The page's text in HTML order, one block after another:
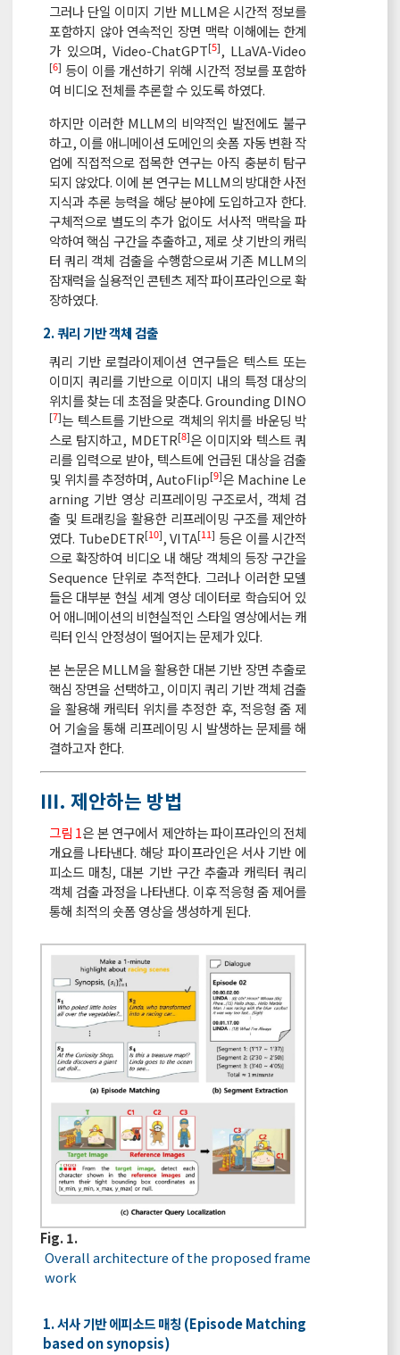
그러나 단일 이미지 기반 MLLM은 시간적 정보를
포함하지 않아 연속적인 장면 맥락 이해에는 한계
가 있으며, Video-ChatGPT[5], LLaVA-Video
[6] 등이 이를 개선하기 위해 시간적 정보를 포함하
여 비디오 전체를 추론할 수 있도록 하였다.
하지만 이러한 MLLM의 비약적인 발전에도 불구
하고, 이를 애니메이션 도메인의 숏폼 자동 변환 작
업에 직접적으로 접목한 연구는 아직 충분히 탐구
되지 않았다. 이에 본 연구는 MLLM의 방대한 사전
지식과 추론 능력을 해당 분야에 도입하고자 한다.
구체적으로 별도의 추가 없이도 서사적 맥락을 파
악하여 핵심 구간을 추출하고, 제로 샷 기반의 캐릭
터 쿼리 객체 검출을 수행함으로써 기존 MLLM의
잠재력을 실용적인 콘텐츠 제작 파이프라인으로 확
장하였다.
2. 쿼리 기반 객체 검출
쿼리 기반 로컬라이제이션 연구들은 텍스트 또는
이미지 쿼리를 기반으로 이미지 내의 특정 대상의
위치를 찾는 데 초점을 맞춘다. Grounding DINO
[7]는 텍스트를 기반으로 객체의 위치를 바운딩 박
스로 탐지하고, MDETR[8]은 이미지와 텍스트 쿼
리를 입력으로 받아, 텍스트에 언급된 대상을 검출
및 위치를 추정하며, AutoFlip[9]은 Machine Le
arning 기반 영상 리프레이밍 구조로서, 객체 검
출 및 트래킹을 활용한 리프레이밍 구조를 제안하
였다. TubeDETR[10], VITA[11] 등은 이를 시간적
으로 확장하여 비디오 내 해당 객체의 등장 구간을
Sequence 단위로 추적한다. 그러나 이러한 모델
들은 대부분 현실 세계 영상 데이터로 학습되어 있
어 애니메이션의 비현실적인 스타일 영상에서는 캐
릭터 인식 안정성이 떨어지는 문제가 있다.
본 논문은 MLLM을 활용한 대본 기반 장면 추출로
핵심 장면을 선택하고, 이미지 쿼리 기반 객체 검출
을 활용해 캐릭터 위치를 추정한 후, 적응형 줌 제
어 기술을 통해 리프레이밍 시 발생하는 문제를 해
결하고자 한다.
Ⅲ. 제안하는 방법
그림 1은 본 연구에서 제안하는 파이프라인의 전체
개요를 나타낸다. 해당 파이프라인은 서사 기반 에
피소드 매칭, 대본 기반 구간 추출과 캐릭터 쿼리
객체 검출 과정을 나타낸다. 이후 적응형 줌 제어를
통해 최적의 숏폼 영상을 생성하게 된다.
Fig. 1.
Overall architecture of the proposed frame
work
1. 서사 기반 에피소드 매칭 (Episode Matching
based on synopsis)